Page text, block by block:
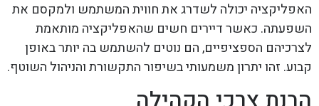
האפליקציה יכולה לשדרג את חווית המשתמש ולמקסם את
השפעתה. כאשר דיירים חשים שהאפליקציה מותאמת
לצרכיהם הספציפיים, הם נוטים להשתמש בה יותר באופן
קבוע. זהו יתרון משמעותי בשיפור התקשורת והניהול השוטף.